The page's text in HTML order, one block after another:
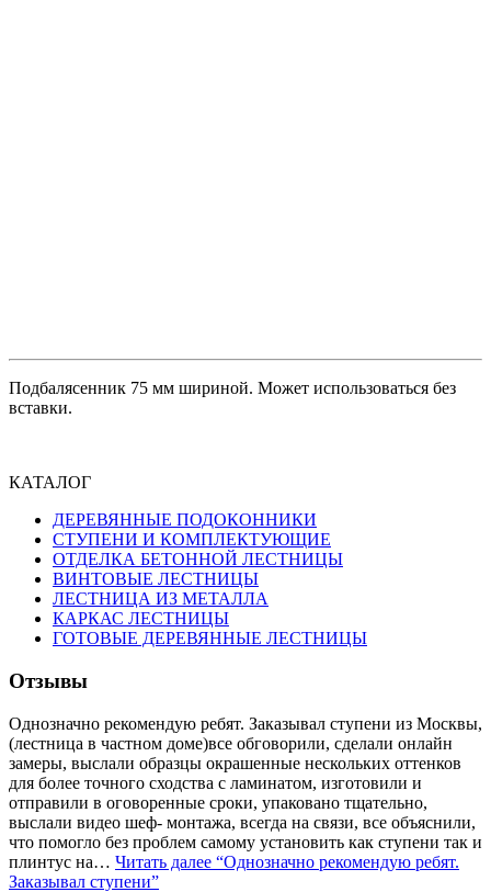
Подбалясенник 75 мм шириной. Может использоваться без
вставки.
КАТАЛОГ
ДЕРЕВЯННЫЕ ПОДОКОННИКИ
СТУПЕНИ И КОМПЛЕКТУЮЩИЕ
ОТДЕЛКА БЕТОННОЙ ЛЕСТНИЦЫ
ВИНТОВЫЕ ЛЕСТНИЦЫ
ЛЕСТНИЦА ИЗ МЕТАЛЛА
КАРКАС ЛЕСТНИЦЫ
ГОТОВЫЕ ДЕРЕВЯННЫЕ ЛЕСТНИЦЫ
Отзывы
Однозначно рекомендую ребят. Заказывал ступени из Москвы,
(лестница в частном доме)все обговорили, сделали онлайн
замеры, выслали образцы окрашенные нескольких оттенков
для более точного сходства с ламинатом, изготовили и
отправили в оговоренные сроки, упаковано тщательно,
выслали видео шеф- монтажа, всегда на связи, все объяснили,
что помогло без проблем самому установить как ступени так и
плинтус на… Читать далее “Однозначно рекомендую ребят.
Заказывал ступени”